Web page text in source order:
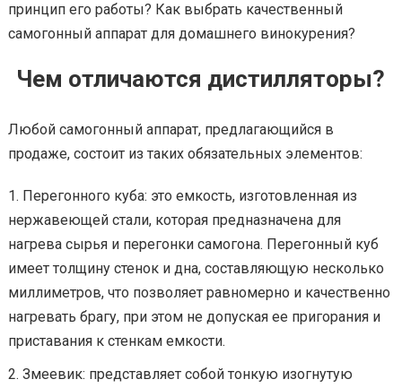
принцип его работы? Как выбрать качественный
самогонный аппарат для домашнего винокурения?
Чем отличаются дистилляторы?
Любой самогонный аппарат, предлагающийся в
продаже, состоит из таких обязательных элементов:
Перегонного куба: это емкость, изготовленная из
нержавеющей стали, которая предназначена для
нагрева сырья и перегонки самогона. Перегонный куб
имеет толщину стенок и дна, составляющую несколько
миллиметров, что позволяет равномерно и качественно
нагревать брагу, при этом не допуская ее пригорания и
приставания к стенкам емкости.
Змеевик: представляет собой тонкую изогнутую